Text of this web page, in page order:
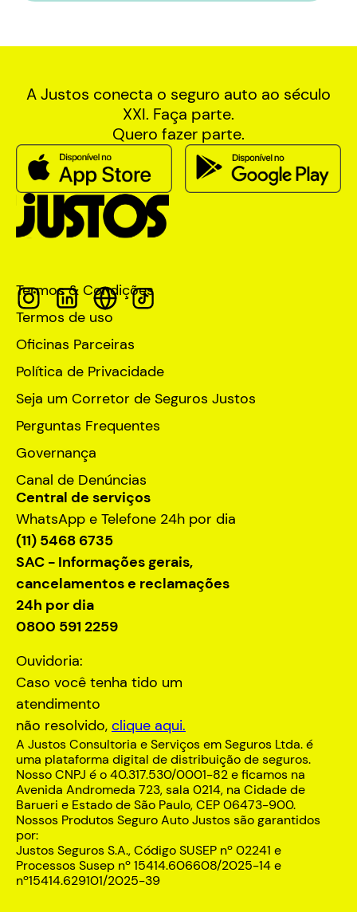
A Justos conecta o seguro auto ao século
XXI. Faça parte.
Quero fazer parte.
Termos & Condições
Termos de uso
Oficinas Parceiras
Política de Privacidade
Seja um Corretor de Seguros Justos
Perguntas Frequentes
Governança
Canal de Denúncias
Central de serviços
WhatsApp e Telefone 24h por dia
(11) 5468 6735
SAC - Informações gerais,
cancelamentos e reclamações
24h por dia
0800 591 2259
Ouvidoria:
Caso você tenha tido um
atendimento
não resolvido, clique aqui.
A Justos Consultoria e Serviços em Seguros Ltda. é
uma plataforma digital de distribuição de seguros.
Nosso CNPJ é o 40.317.530/0001-82 e ficamos na
Avenida Andromeda 723, sala 0214, na Cidade de
Barueri e Estado de São Paulo, CEP 06473-900.
Nossos Produtos Seguro Auto Justos são garantidos
por:
Justos Seguros S.A., Código SUSEP nº 02241 e
Processos Susep nº 15414.606608/2025-14 e
nº15414.629101/2025-39